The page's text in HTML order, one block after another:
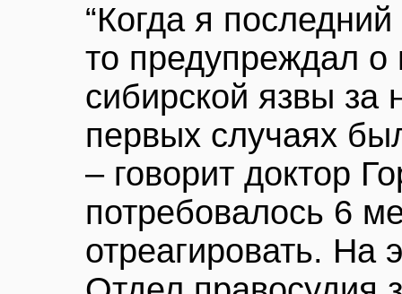
“Когда я
то предупреждал
сибирской язвы за
первых случаях
– говорит доктор
потребовалось 6
отреагировать. На